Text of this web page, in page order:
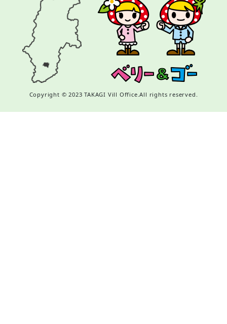
Copyright © 2023 TAKAGI Vill Office.All rights reserved.